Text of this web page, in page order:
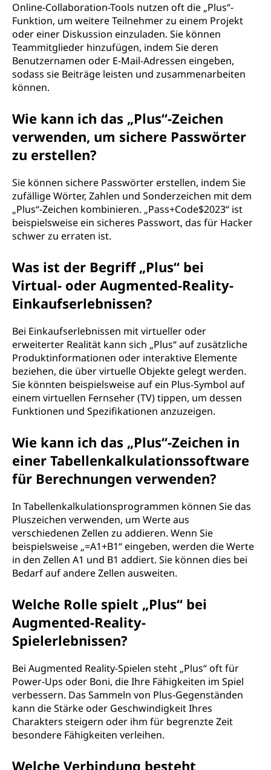
Online-Collaboration-Tools nutzen oft die „Plus“-
Funktion, um weitere Teilnehmer zu einem Projekt
oder einer Diskussion einzuladen. Sie können
Teammitglieder hinzufügen, indem Sie deren
Benutzernamen oder E-Mail-Adressen eingeben,
sodass sie Beiträge leisten und zusammenarbeiten
können.
Wie kann ich das „Plus“-Zeichen
verwenden, um sichere Passwörter
zu erstellen?
Sie können sichere Passwörter erstellen, indem Sie
zufällige Wörter, Zahlen und Sonderzeichen mit dem
„Plus“-Zeichen kombinieren. „Pass+Code$2023“ ist
beispielsweise ein sicheres Passwort, das für Hacker
schwer zu erraten ist.
Was ist der Begriff „Plus“ bei
Virtual- oder Augmented-Reality-
Einkaufserlebnissen?
Bei Einkaufserlebnissen mit virtueller oder
erweiterter Realität kann sich „Plus“ auf zusätzliche
Produktinformationen oder interaktive Elemente
beziehen, die über virtuelle Objekte gelegt werden.
Sie könnten beispielsweise auf ein Plus-Symbol auf
einem virtuellen Fernseher (TV) tippen, um dessen
Funktionen und Spezifikationen anzuzeigen.
Wie kann ich das „Plus“-Zeichen in
einer Tabellenkalkulationssoftware
für Berechnungen verwenden?
In Tabellenkalkulationsprogrammen können Sie das
Pluszeichen verwenden, um Werte aus
verschiedenen Zellen zu addieren. Wenn Sie
beispielsweise „=A1+B1“ eingeben, werden die Werte
in den Zellen A1 und B1 addiert. Sie können dies bei
Bedarf auf andere Zellen ausweiten.
Welche Rolle spielt „Plus“ bei
Augmented-Reality-
Spielerlebnissen?
Bei Augmented Reality-Spielen steht „Plus“ oft für
Power-Ups oder Boni, die Ihre Fähigkeiten im Spiel
verbessern. Das Sammeln von Plus-Gegenständen
kann die Stärke oder Geschwindigkeit Ihres
Charakters steigern oder ihm für begrenzte Zeit
besondere Fähigkeiten verleihen.
Welche Verbindung besteht